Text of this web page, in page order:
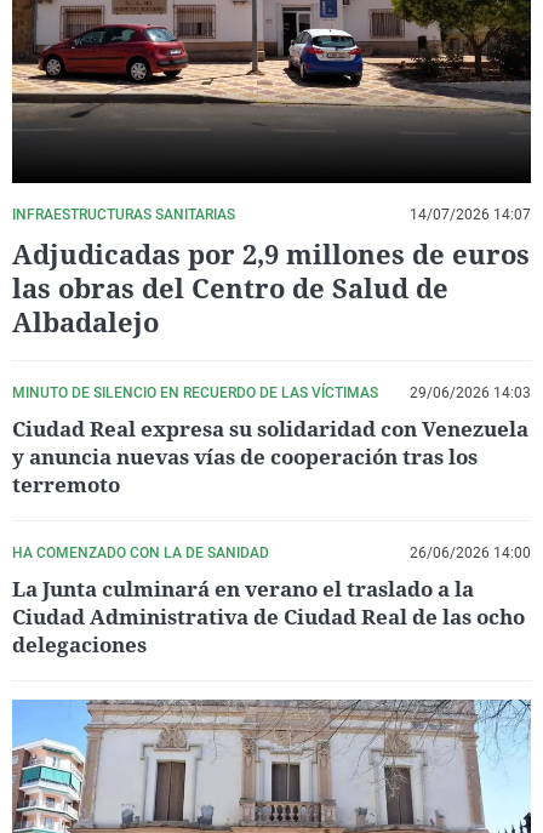
La rosa de los vientos
Gente viajera
Como el perro y el
Caso
Retornados
Equipo de
Extremadura
Galicia
La Rioja
País Vasco
Virales
Televisión
Elecciones
INFRAESTRUCTURAS SANITARIAS 14/07/2026 14:07
Adjudicadas por 2,9 millones de euros
las obras del Centro de Salud de
Albadalejo
MINUTO DE SILENCIO EN RECUERDO DE LAS VÍCTIMAS 29/06/2026 14:03
Ciudad Real expresa su solidaridad con Venezuela
y anuncia nuevas vías de cooperación tras los
terremoto
HA COMENZADO CON LA DE SANIDAD 26/06/2026 14:00
La Junta culminará en verano el traslado a la
Ciudad Administrativa de Ciudad Real de las ocho
delegaciones